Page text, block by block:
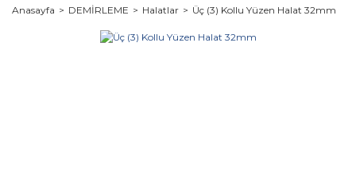
Anasayfa DEMİRLEME Halatlar Üç (3) Kollu Yüzen Halat 32mm